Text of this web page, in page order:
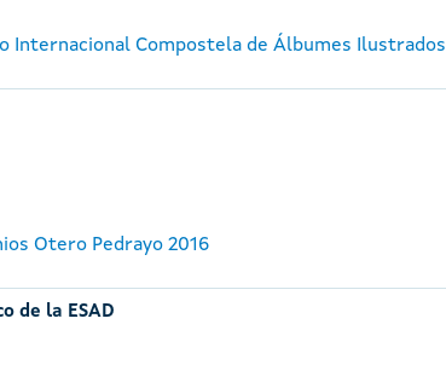
Internacional Compostela de Álbumes Ilustrados
Otero Pedrayo 2016
de la ESAD